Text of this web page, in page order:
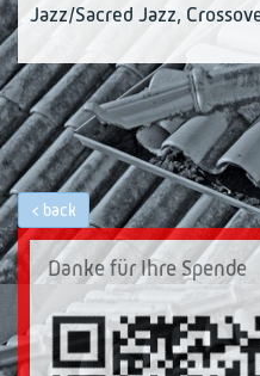
Jazz/Sacred Jazz,
back
Danke für Ihre Spende